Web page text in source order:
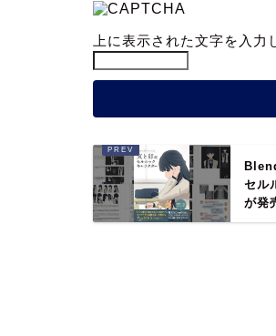
上に表示された文字を入力
セル
が発